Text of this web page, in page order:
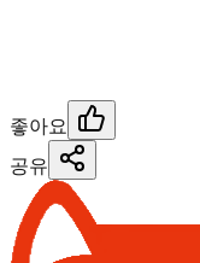
좋아요
공유